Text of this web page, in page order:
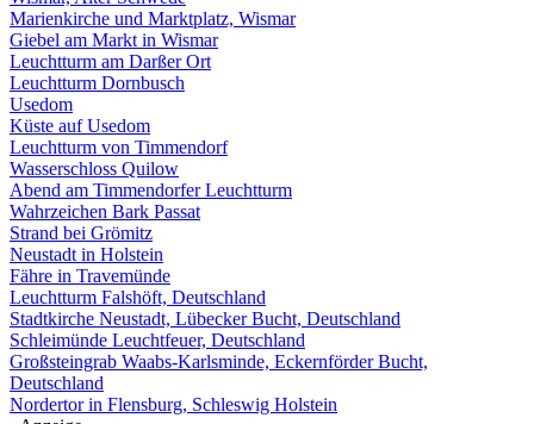
Marienkirche und Marktplatz, Wismar
Giebel am Markt in Wismar
Leuchtturm am Darßer Ort
Leuchtturm Dornbusch
Usedom
Küste auf Usedom
Leuchtturm von Timmendorf
Wasserschloss Quilow
Abend am Timmendorfer Leuchtturm
Wahrzeichen Bark Passat
Strand bei Grömitz
Neustadt in Holstein
Fähre in Travemünde
Leuchtturm Falshöft, Deutschland
Stadtkirche Neustadt, Lübecker Bucht, Deutschland
Schleimünde Leuchtfeuer, Deutschland
Großsteingrab Waabs-Karlsminde, Eckernförder Bucht,
Deutschland
Nordertor in Flensburg, Schleswig Holstein